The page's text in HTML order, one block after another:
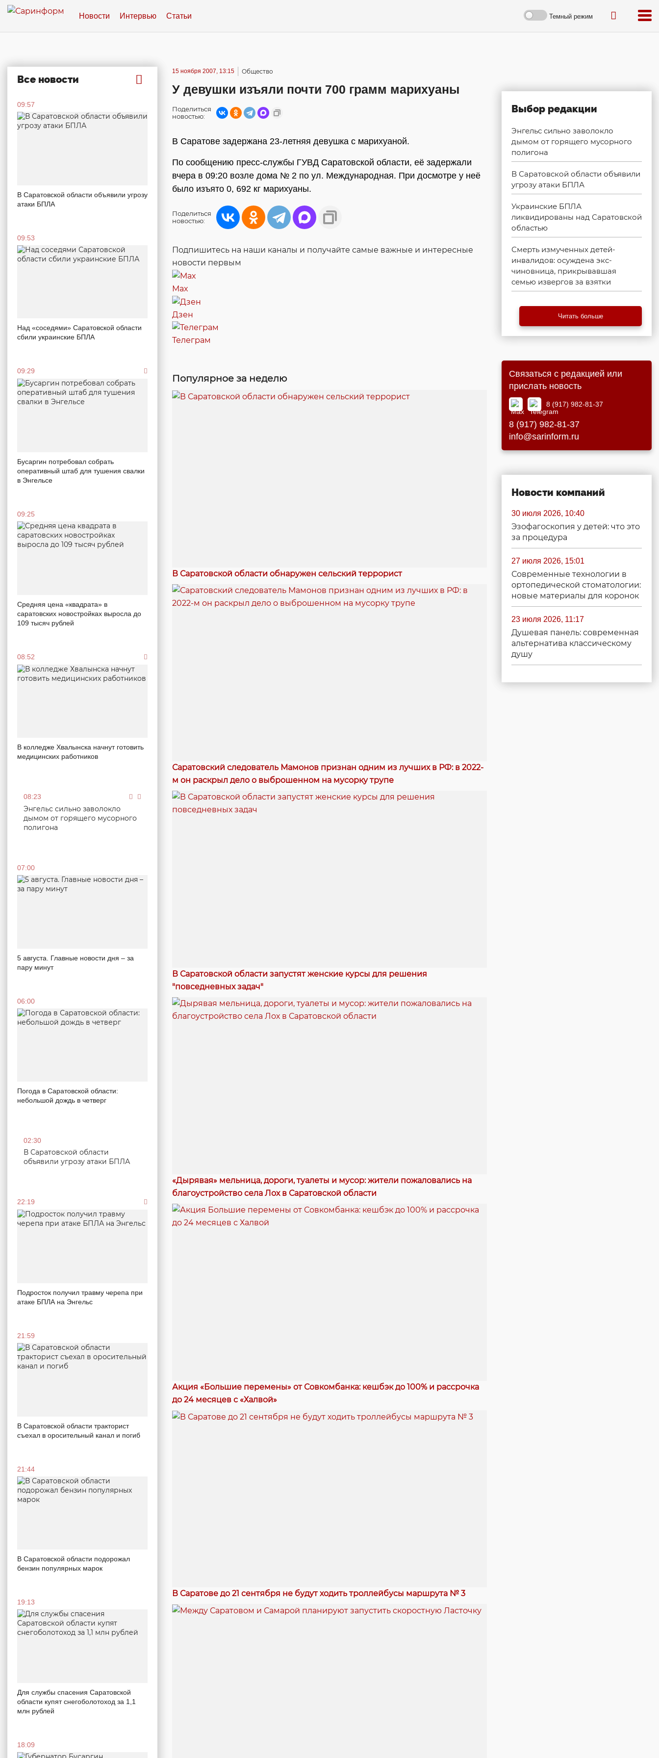
Новости Интервью Статьи Темный режим
Все новости
09:57
В Саратовской области объявили угрозу
атаки БПЛА
09:53
Над «соседями» Саратовской области
сбили украинские БПЛА
09:29
Бусаргин потребовал собрать
оперативный штаб для тушения свалки
в Энгельсе
09:25
Средняя цена «квадрата» в
саратовских новостройках выросла до
109 тысяч рублей
08:52
В колледже Хвалынска начнут готовить
медицинских работников
08:23
Энгельс сильно заволокло
дымом от горящего мусорного
полигона
07:00
5 августа. Главные новости дня – за
пару минут
06:00
Погода в Саратовской области:
небольшой дождь в четверг
02:30
В Саратовской области
объявили угрозу атаки БПЛА
22:19
Подросток получил травму черепа при
атаке БПЛА на Энгельс
21:59
В Саратовской области тракторист
съехал в оросительный канал и погиб
21:44
В Саратовской области подорожал
бензин популярных марок
19:13
Для службы спасения Саратовской
области купят снегоболотоход за 1,1
млн рублей
18:09
15 ноября 2007, 13:15 Общество
У девушки изъяли почти 700 грамм марихуаны
Поделиться
новостью:
В Саратове задержана 23-летняя девушка с марихуаной.
По сообщению пресс-службы ГУВД Саратовской области, её задержали
вчера в 09:20 возле дома № 2 по ул. Международная. При досмотре у неё
было изъято 0, 692 кг марихуаны.
Поделиться
новостью:
Подпишитесь на наши каналы и получайте самые важные и интересные
новости первым
Max
Дзен
Телеграм
Популярное за неделю
В Саратовской области обнаружен сельский террорист
Саратовский следователь Мамонов признан одним из лучших в РФ: в 2022-
м он раскрыл дело о выброшенном на мусорку трупе
В Саратовской области запустят женские курсы для решения
"повседневных задач"
«Дырявая» мельница, дороги, туалеты и мусор: жители пожаловались на
благоустройство села Лох в Саратовской области
Акция «Большие перемены» от Совкомбанка: кешбэк до 100% и рассрочка
до 24 месяцев с «Халвой»
В Саратове до 21 сентября не будут ходить троллейбусы маршрута № 3
Выбор редакции
Энгельс сильно заволокло
дымом от горящего мусорного
полигона
В Саратовской области объявили
угрозу атаки БПЛА
Украинские БПЛА
ликвидированы над Саратовской
областью
Смерть измученных детей-
инвалидов: осуждена экс-
чиновница, прикрывавшая
семью извергов за взятки
Читать больше
Связаться с редакцией или
прислать новость
8 (917) 982-81-37
8 (917) 982-81-37
info@sarinform.ru
Новости компаний
30 июля 2026, 10:40
Эзофагоскопия у детей: что это
за процедура
27 июля 2026, 15:01
Современные технологии в
ортопедической стоматологии:
новые материалы для коронок
23 июля 2026, 11:17
Душевая панель: современная
альтернатива классическому
душу